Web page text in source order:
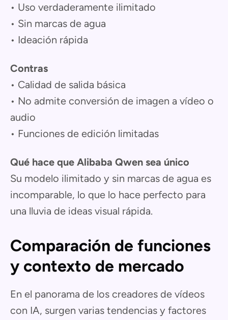
• Uso verdaderamente ilimitado
• Sin marcas de agua
• Ideación rápida
Contras
• Calidad de salida básica
• No admite conversión de imagen a vídeo o
audio
• Funciones de edición limitadas
Qué hace que Alibaba Qwen sea único
Su modelo ilimitado y sin marcas de agua es
incomparable, lo que lo hace perfecto para
una lluvia de ideas visual rápida.
Comparación de funciones
y contexto de mercado
En el panorama de los creadores de vídeos
con IA, surgen varias tendencias y factores